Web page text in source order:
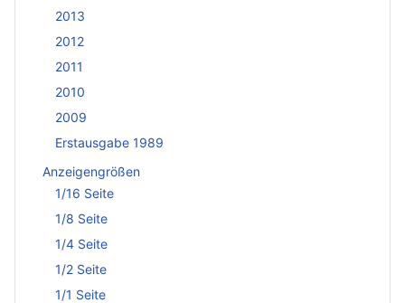
2013
2012
2011
2010
2009
Erstausgabe 1989
Anzeigengrößen
1/16 Seite
1/8 Seite
1/4 Seite
1/2 Seite
1/1 Seite